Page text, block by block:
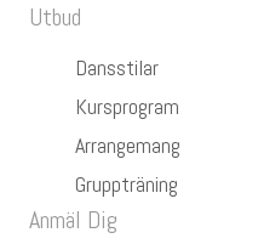
Utbud
Dansstilar
Kursprogram
Arrangemang
Gruppträning
Anmäl Dig